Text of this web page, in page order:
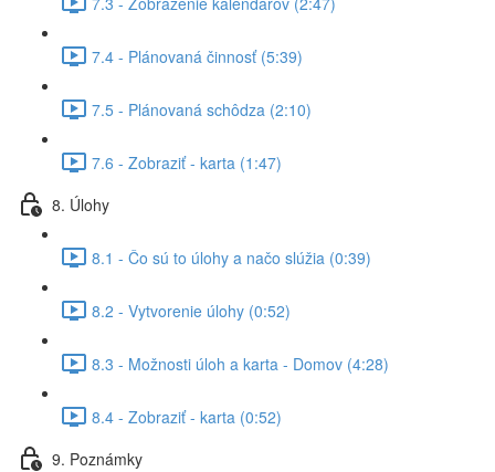
7.4 - Plánovaná činnosť (5:39)
7.5 - Plánovaná schôdza (2:10)
7.6 - Zobraziť - karta (1:47)
8. Úlohy
8.1 - Čo sú to úlohy a načo slúžia (0:39)
8.2 - Vytvorenie úlohy (0:52)
8.3 - Možnosti úloh a karta - Domov (4:28)
8.4 - Zobraziť - karta (0:52)
9. Poznámky